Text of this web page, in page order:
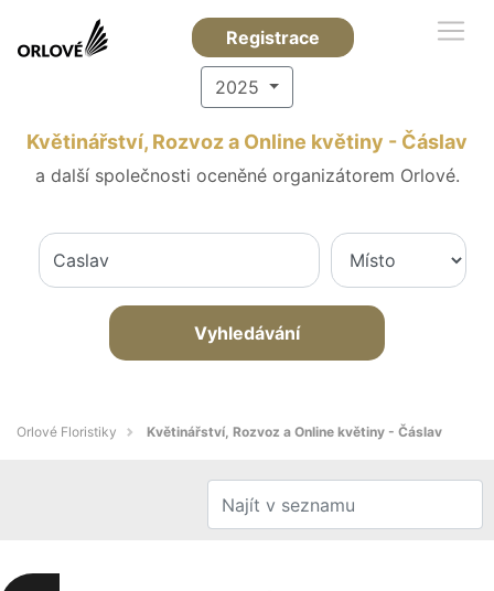
Registrace
2025
Květinářství, Rozvoz a Online květiny - Čáslav
a další společnosti oceněné organizátorem Orlové.
Vyhledávání
Orlové Floristiky Květinářství, Rozvoz a Online květiny - Čáslav